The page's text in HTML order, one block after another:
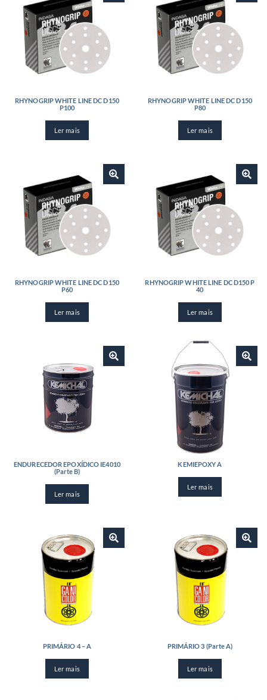
RHYNOGRIP WHITE LINE DC D150
P100
Ler mais
RHYNOGRIP WHITE LINE DC D150
P80
Ler mais
RHYNOGRIP WHITE LINE DC D150
P60
Ler mais
RHYNOGRIP WHITE LINE DC D150 P
40
Ler mais
ENDURECEDOR EPOXÍDICO IE4010
(Parte B)
Ler mais
KEMIEPOXY A
Ler mais
PRIMÁRIO 4 – A
Ler mais
PRIMÁRIO 3 (Parte A)
Ler mais